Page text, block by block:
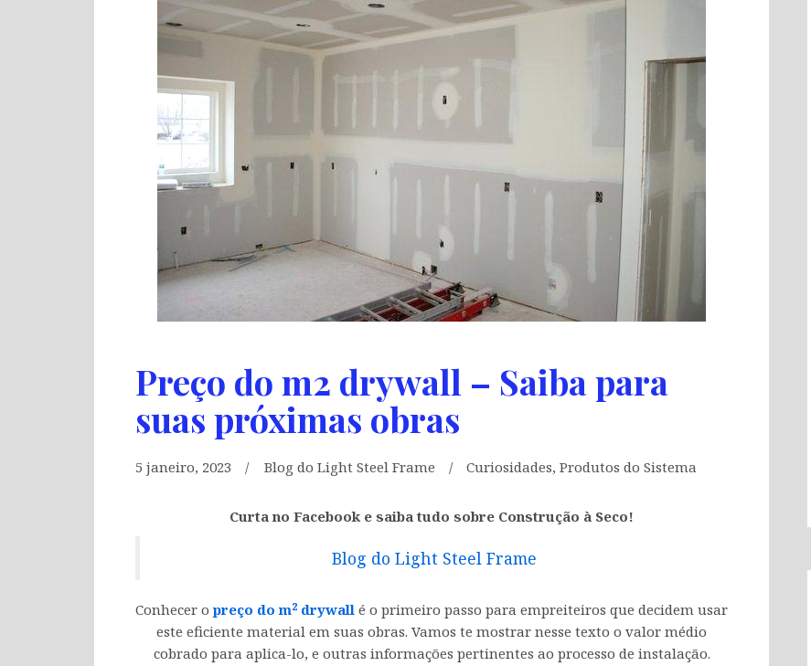
Preço do m2 drywall – Saiba para
suas próximas obras
5 janeiro, 2023 Blog do Light Steel Frame Curiosidades, Produtos do Sistema
Curta no Facebook e saiba tudo sobre Construção à Seco!
Blog do Light Steel Frame
Conhecer opreço do m2 drywall é o primeiro passo para empreiteiros que decidem usar
este eficiente material em suas obras. Vamos te mostrar nesse texto o valor médio
cobrado para aplica-lo, e outras informações pertinentes ao processo de instalação.